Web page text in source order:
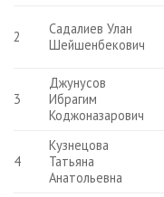
2
Садалиев Улан
Шейшенбекович
3
Джунусов
Ибрагим
Коджоназарович
4
Кузнецова
Татьяна
Анатольевна